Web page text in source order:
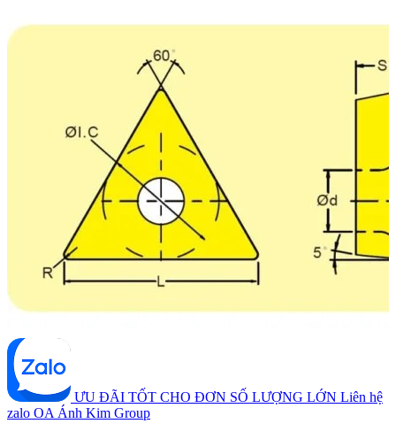
ƯU ĐÃI TỐT CHO ĐƠN SỐ LƯỢNG LỚN Liên hệ
zalo OA Ánh Kim Group